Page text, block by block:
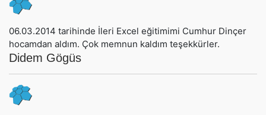
06.03.2014 tarihinde İleri Excel eğitimimi Cumhur Dinçer
hocamdan aldım. Çok memnun kaldım teşekkürler.
Didem Gögüs